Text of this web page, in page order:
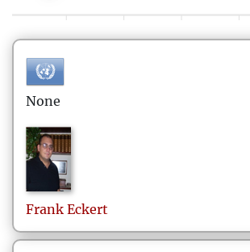
None
Frank Eckert